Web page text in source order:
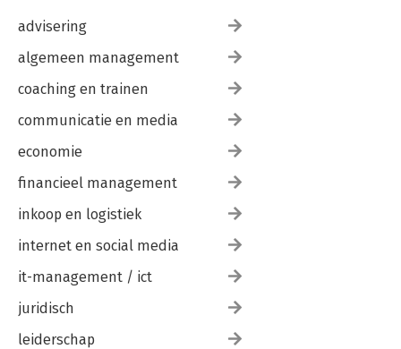
advisering
algemeen management
coaching en trainen
communicatie en media
economie
financieel management
inkoop en logistiek
internet en social media
it-management / ict
juridisch
leiderschap